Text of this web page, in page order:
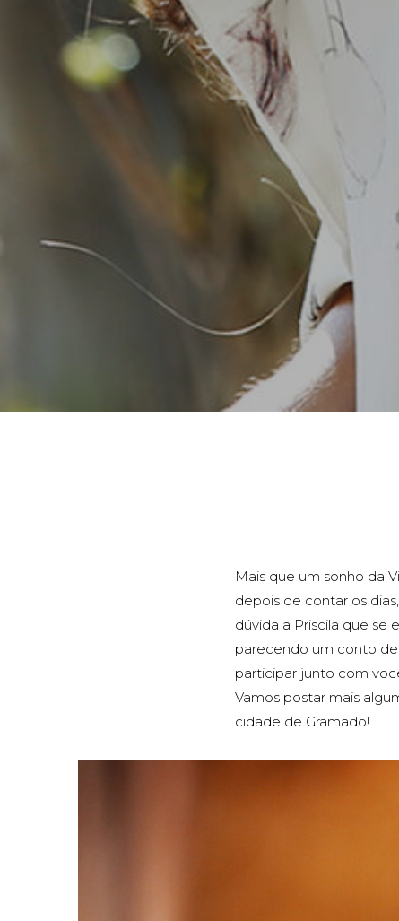
Mais que um sonho da
depois de contar os
dúvida a Priscila que se
parecendo um conto
participar junto com
Vamos postar mais
cidade de Gramado!